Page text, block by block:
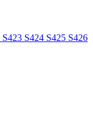
S423 S424 S425 S426